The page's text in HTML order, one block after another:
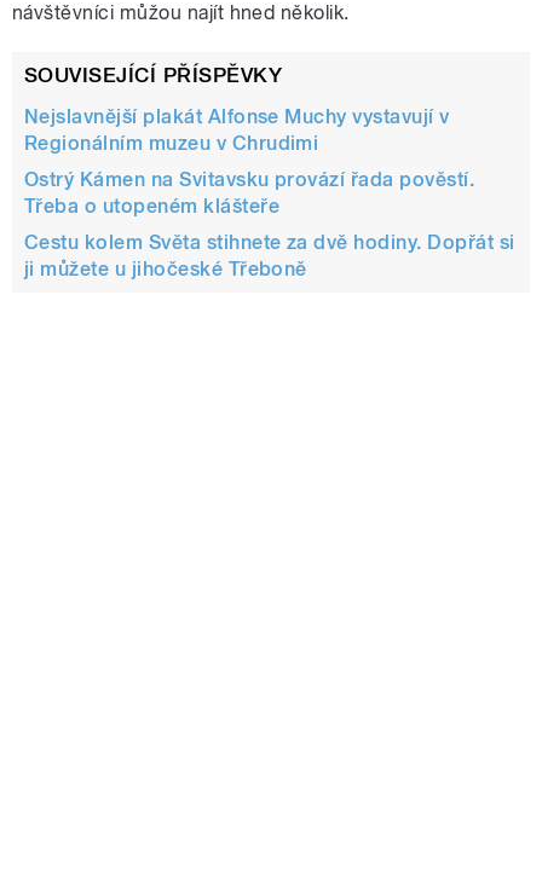
návštěvníci můžou najít hned několik.
SOUVISEJÍCÍ PŘÍSPĚVKY
Nejslavnější plakát Alfonse Muchy vystavují v
Regionálním muzeu v Chrudimi
Ostrý Kámen na Svitavsku provází řada pověstí.
Třeba o utopeném klášteře
Cestu kolem Světa stihnete za dvě hodiny. Dopřát si
ji můžete u jihočeské Třeboně